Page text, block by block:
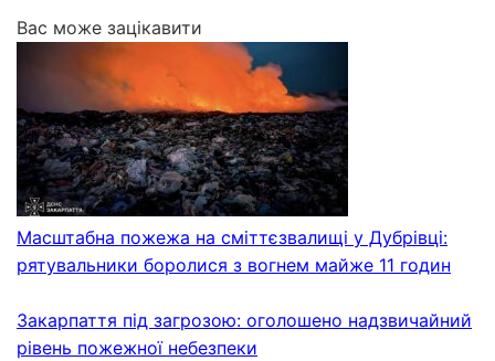
Вас може зацікавити
Масштабна пожежа на сміттєзвалищі у Дубрівці:
рятувальники боролися з вогнем майже 11 годин
Закарпаття під загрозою: оголошено надзвичайний
рівень пожежної небезпеки